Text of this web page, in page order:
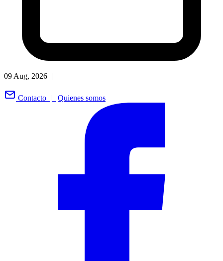
09 Aug, 2026 |
Contacto | Quienes somos